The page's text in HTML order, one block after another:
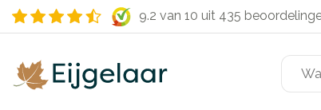
9.2 van 10 uit 435